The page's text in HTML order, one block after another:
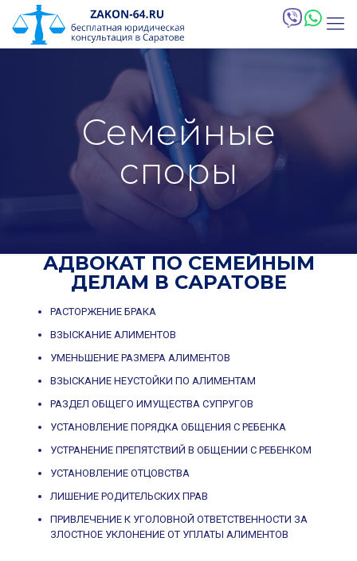
Семейные
споры
АДВОКАТ ПО СЕМЕЙНЫМ
ДЕЛАМ В САРАТОВЕ
РАСТОРЖЕНИЕ БРАКА
ВЗЫСКАНИЕ АЛИМЕНТОВ
УМЕНЬШЕНИЕ РАЗМЕРА АЛИМЕНТОВ
ВЗЫСКАНИЕ НЕУСТОЙКИ ПО АЛИМЕНТАМ
РАЗДЕЛ ОБЩЕГО ИМУЩЕСТВА СУПРУГОВ
УСТАНОВЛЕНИЕ ПОРЯДКА ОБЩЕНИЯ С РЕБЕНКА
УСТРАНЕНИЕ ПРЕПЯТСТВИЙ В ОБЩЕНИИ С РЕБЕНКОМ
УСТАНОВЛЕНИЕ ОТЦОВСТВА
ЛИШЕНИЕ РОДИТЕЛЬСКИХ ПРАВ
ПРИВЛЕЧЕНИЕ К УГОЛОВНОЙ ОТВЕТСТВЕННОСТИ ЗА
ЗЛОСТНОЕ УКЛОНЕНИЕ ОТ УПЛАТЫ АЛИМЕНТОВ